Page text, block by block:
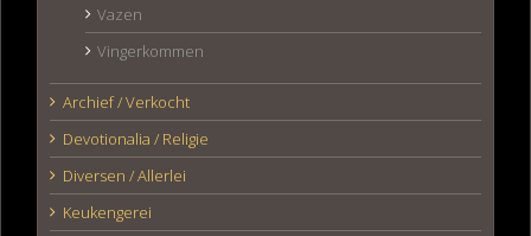
Vazen
Vingerkommen
Archief / Verkocht
Devotionalia / Religie
Diversen / Allerlei
Keukengerei